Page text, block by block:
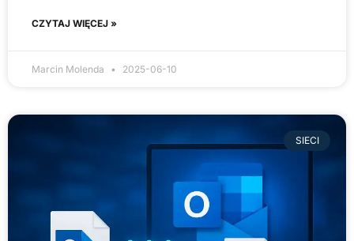
CZYTAJ WIĘCEJ »
Marcin Molenda 2025-06-10
SIECI